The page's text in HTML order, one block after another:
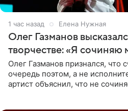
1 час назад Елена Нужная
Олег Газманов
творчестве: «Я сочиняю
Олег Газманов признался, что
очередь поэтом, а не
артист объяснил, что не